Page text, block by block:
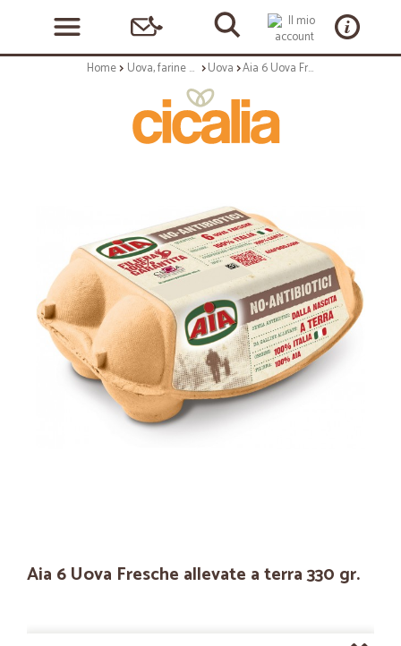
Home Uova, farine e preparati Uova Aia 6 Uova Fresche allevate a terra 330 gr.
Aia 6 Uova Fresche allevate a terra 330 gr.